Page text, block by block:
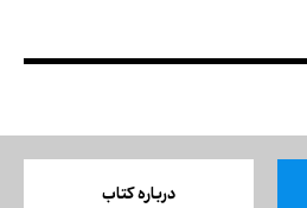
درباره کتاب